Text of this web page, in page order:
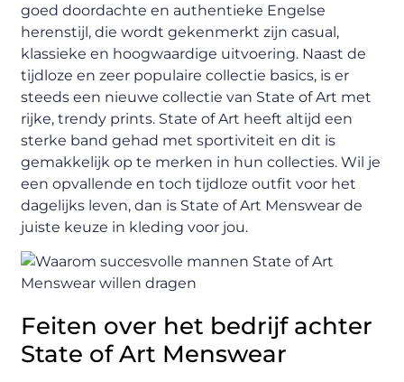
goed doordachte en authentieke Engelse
herenstijl, die wordt gekenmerkt zijn casual,
klassieke en hoogwaardige uitvoering. Naast de
tijdloze en zeer populaire collectie basics, is er
steeds een nieuwe collectie van State of Art met
rijke, trendy prints. State of Art heeft altijd een
sterke band gehad met sportiviteit en dit is
gemakkelijk op te merken in hun collecties. Wil je
een opvallende en toch tijdloze outfit voor het
dagelijks leven, dan is State of Art Menswear de
juiste keuze in kleding voor jou.
Feiten over het bedrijf achter
State of Art Menswear